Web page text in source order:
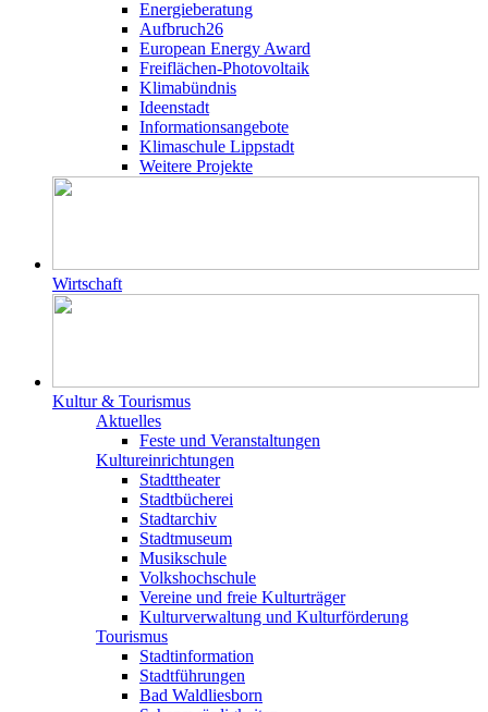
Energieberatung
Aufbruch26
European Energy Award
Freiflächen-Photovoltaik
Klimabündnis
Ideenstadt
Informationsangebote
Klimaschule Lippstadt
Weitere Projekte
Wirtschaft
Kultur & Tourismus
Aktuelles
Feste und Veranstaltungen
Kultureinrichtungen
Stadttheater
Stadtbücherei
Stadtarchiv
Stadtmuseum
Musikschule
Volkshochschule
Vereine und freie Kulturträger
Kulturverwaltung und Kulturförderung
Tourismus
Stadtinformation
Stadtführungen
Bad Waldliesborn